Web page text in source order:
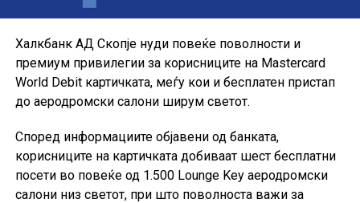
своите секојдневни и летни купувања, со промотивна
Халкбанк АД Скопје нуди повеќе поволности и
премиум привилегии за корисниците на Mastercard
World Debit картичката, меѓу кои и бесплатен пристап
до аеродромски салони ширум светот.
Според информациите објавени од банката,
корисниците на картичката добиваат шест бесплатни
посети во повеќе од 1.500 Lounge Key аеродромски
салони низ светот, при што поволноста важи за